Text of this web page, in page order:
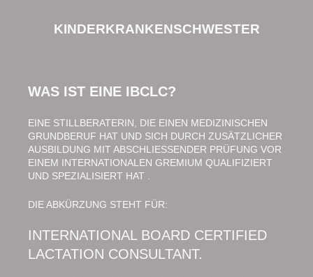
KINDERKRANKENSCHWESTER
WAS IST EINE IBCLC?
EINE STILLBERATERIN, DIE EINEN MEDIZINISCHEN
GRUNDBERUF HAT UND SICH DURCH ZUSÄTZLICHER
AUSBILDUNG MIT ABSCHLIESSENDER PRÜFUNG VOR
EINEM INTERNATIONALEN GREMIUM QUALIFIZIERT
UND SPEZIALISIERT HAT .
DIE ABKÜRZUNG STEHT FÜR:
INTERNATIONAL BOARD CERTIFIED
LACTATION CONSULTANT.